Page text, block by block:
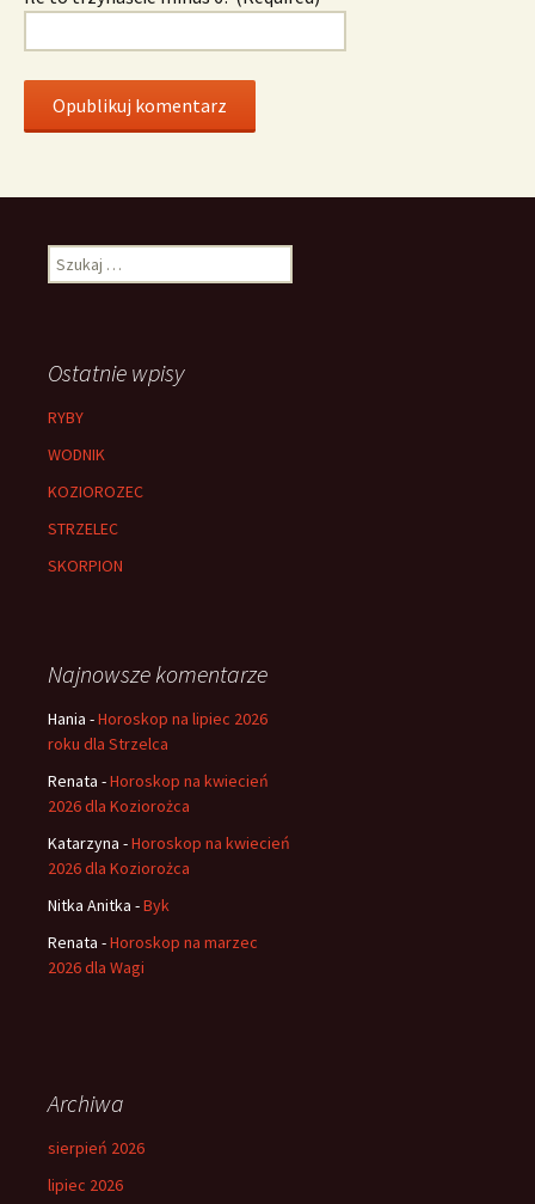
Szukaj:
Ostatnie wpisy
RYBY
WODNIK
KOZIOROZEC
STRZELEC
SKORPION
Najnowsze komentarze
Hania -Horoskop na lipiec 2026
roku dla Strzelca
Renata -Horoskop na kwiecień
2026 dla Koziorożca
Katarzyna -Horoskop na kwiecień
2026 dla Koziorożca
Nitka Anitka -Byk
Renata -Horoskop na marzec
2026 dla Wagi
Archiwa
sierpień 2026
lipiec 2026